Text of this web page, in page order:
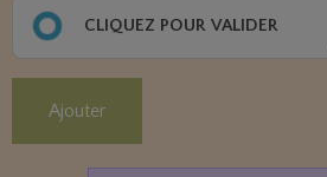
CLIQUEZ POUR VALIDER
Ajouter